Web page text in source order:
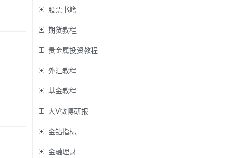
股票书籍
期货教程
贵金属投资教程
外汇教程
基金教程
大V微博研报
金钻指标
金融理财